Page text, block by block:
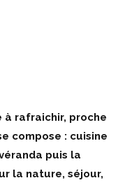
à rafraichir, proche
compose : cuisine
puis la
la nature, séjour,